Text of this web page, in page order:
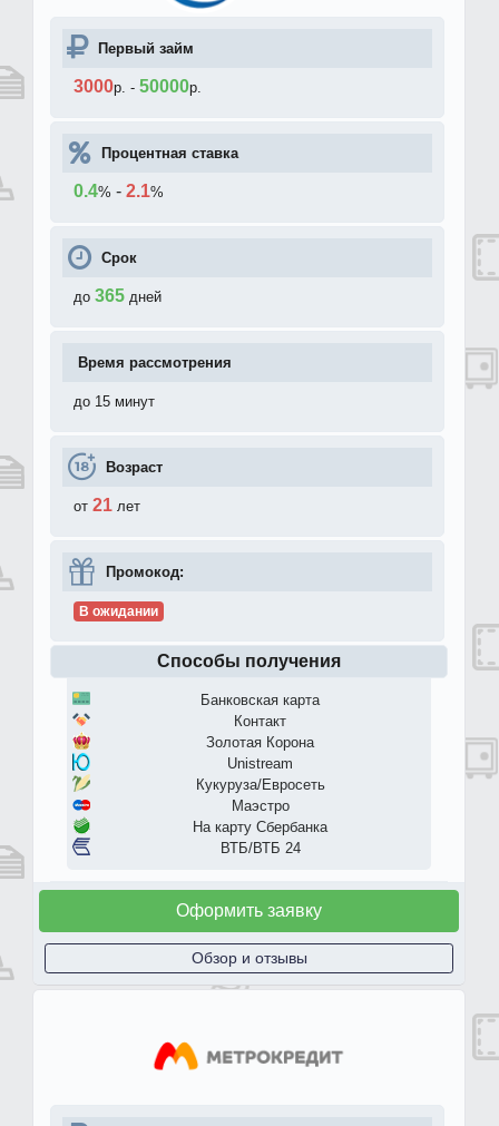
Первый займ
3000р. - 50000р.
Процентная ставка
0.4% - 2.1%
Срок
до 365 дней
Время рассмотрения
до 15 минут
Возраст
от 21 лет
Промокод:
В ожидании
Способы получения
Банковская карта
Контакт
Золотая Корона
Unistream
Кукуруза/Евросеть
Маэстро
На карту Сбербанка
ВТБ/ВТБ 24
Оформить заявку
Обзор и отзывы